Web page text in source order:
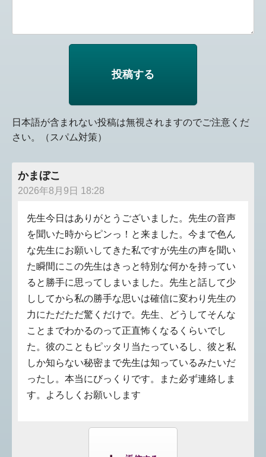
日本語が含まれない投稿は無視されますのでご注意くだ
さい。（スパム対策）
かまぼこ
2026年8月9日 18:28
先生今日はありがとうございました。先生の音声
を聞いた時からピンっ！と来ました。今まで色ん
な先生にお願いしてきた私ですが先生の声を聞い
た瞬間にこの先生はきっと特別な何かを持ってい
ると勝手に思ってしまいました。先生と話して少
ししてから私の勝手な思いは確信に変わり先生の
力にただただ驚くだけで。先生、どうしてそんな
ことまでわかるのって正直怖くなるくらいでし
た。彼のこともピッタリ当たっているし、彼と私
しか知らない秘密まで先生は知っているみたいだ
ったし。本当にびっくりです。また必ず連絡しま
す。よろしくお願いします